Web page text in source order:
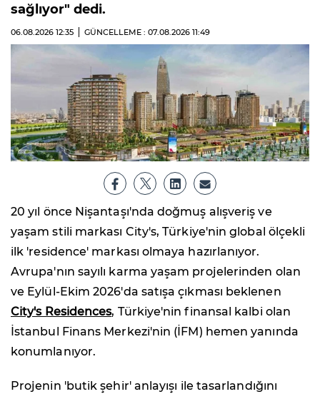
sağlıyor" dedi.
06.08.2026 12:35 GÜNCELLEME : 07.08.2026 11:49
20 yıl önce Nişantaşı'nda doğmuş alışveriş ve
yaşam stili markası City's, Türkiye'nin global ölçekli
ilk 'residence' markası olmaya hazırlanıyor.
Avrupa'nın sayılı karma yaşam projelerinden olan
ve Eylül-Ekim 2026'da satışa çıkması beklenen
City's Residences, Türkiye'nin finansal kalbi olan
İstanbul Finans Merkezi'nin (İFM) hemen yanında
konumlanıyor.
Projenin 'butik şehir' anlayışı ile tasarlandığını